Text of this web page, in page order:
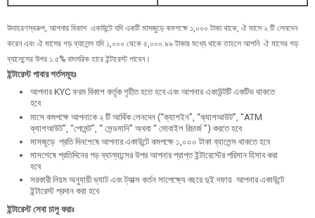
উদাহরণস্বরুপ, আপনার বিকাশ একাউন্টে যদি একটি মাসজুড়ে কমপক্ষে ১,০০০ টাকা থাকে, ঐ মাসে ২ টি লেনদেন
করেন এবং ঐ মাসের গড় ব্যালেন্স যদি ১,০০০ থেকে ৫,০০০.৯৯ টাকার মধ্যে থাকে তাহলে আপনি ঐ মাসের গড়
ব্যালেন্সের উপর ১.৫% বাৎসরিক হারে ইন্টারেস্ট পাবেন।
ইন্টারেস্ট পাবার শর্তসমূহঃ
আপনার KYC ফরম বিকাশ কর্তৃক গৃহীত হতে হবে এবং আপনার একাউন্টটি একটিভ থাকতে
হবে
মাসে কমপক্ষে আপনাকে ২ টি আর্থিক লেনদেন (“ক্যাশইন”, “ক্যাশআউট”, “ATM
ক্যাশআউট”, “পেমেন্ট”, “ সেন্ডমানি” অথবা “ ​মোবাইল রিচার্জ ​”) করতে হবে
মাসজূড়ে প্রতি দিনশেষে আপনার একাউন্টে কমপক্ষে ১,০০০ টাকা ব্যালেন্স থাকতে হবে
মাসশেষে প্রতিদিনের গড় ব্যাল্যান্সের উপর আপনার প্রাপ্ত ইন্টারেস্টের পরিমান হিসাব করা
হবে
সরকারী নিয়ম অনুযায়ী ভ্যাট এবং ট্যাক্স কর্তন সাপেক্ষ্যে বছরে দুই দফায় আপনার একাউন্টে
ইন্টারেস্ট প্রদান করা হবে
ইন্টারেস্ট সেবা চালু করাঃ